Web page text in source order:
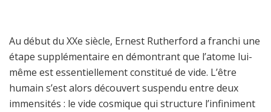
Au début du XXe siècle, Ernest Rutherford a franchi une
étape supplémentaire en démontrant que l’atome lui-
même est essentiellement constitué de vide. L’être
humain s’est alors découvert suspendu entre deux
immensités : le vide cosmique qui structure l’infiniment